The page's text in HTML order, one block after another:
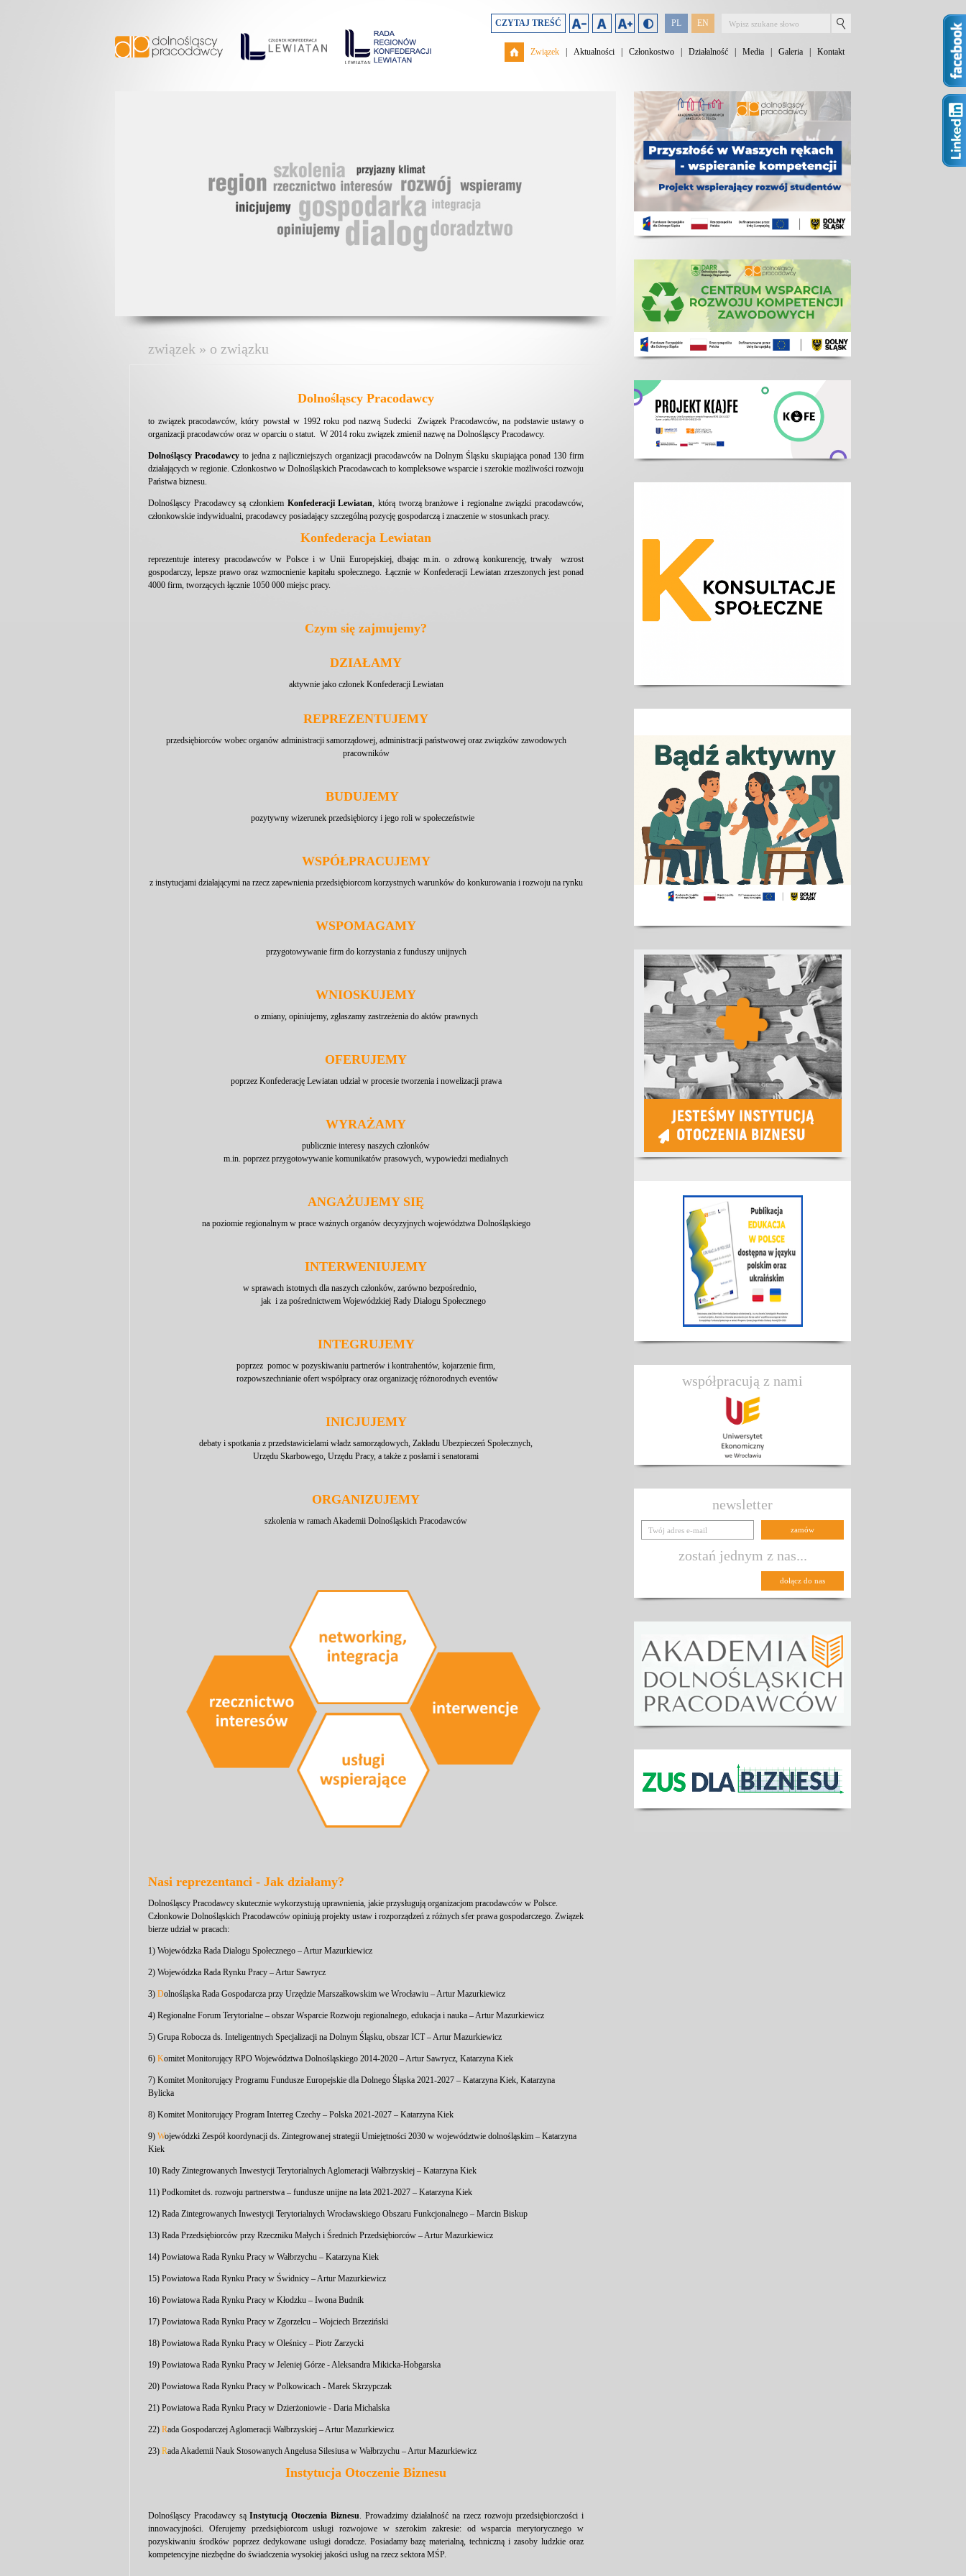
PL EN
CZYTAJ TREŚĆ
Związek Aktualności Członkostwo Działalność Media Galeria Kontakt
związek » o związku
Dolnośląscy Pracodawcy
to związek pracodawców, który powstał w 1992 roku pod nazwą Sudecki Związek Pracodawców, na podstawie ustawy o
organizacji pracodawców oraz w oparciu o statut. W 2014 roku związek zmienił nazwę na Dolnośląscy Pracodawcy.
Dolnośląscy Pracodawcy to jedna z najliczniejszych organizacji pracodawców na Dolnym Śląsku skupiająca ponad 130 firm
działających w regionie. Członkostwo w Dolnośląskich Pracodawcach to kompleksowe wsparcie i szerokie możliwości rozwoju
Państwa biznesu.
Dolnośląscy Pracodawcy są członkiem Konfederacji Lewiatan, którą tworzą branżowe i regionalne związki pracodawców,
członkowskie indywidualni, pracodawcy posiadający szczególną pozycję gospodarczą i znaczenie w stosunkach pracy.
Konfederacja Lewiatan
reprezentuje interesy pracodawców w Polsce i w Unii Europejskiej, dbając m.in. o zdrową konkurencję, trwały wzrost
gospodarczy, lepsze prawo oraz wzmocnienie kapitału społecznego. Łącznie w Konfederacji Lewiatan zrzeszonych jest ponad
4000 firm, tworzących łącznie 1050 000 miejsc pracy.
Czym się zajmujemy?
DZIAŁAMY
aktywnie jako członek Konfederacji Lewiatan
REPREZENTUJEMY
przedsiębiorców wobec organów administracji samorządowej, administracji państwowej oraz związków zawodowych
pracowników
BUDUJEMY
pozytywny wizerunek przedsiębiorcy i jego roli w społeczeństwie
WSPÓŁPRACUJEMY
z instytucjami działającymi na rzecz zapewnienia przedsiębiorcom korzystnych warunków do konkurowania i rozwoju na rynku
WSPOMAGAMY
przygotowywanie firm do korzystania z funduszy unijnych
WNIOSKUJEMY
o zmiany, opiniujemy, zgłaszamy zastrzeżenia do aktów prawnych
OFERUJEMY
poprzez Konfederację Lewiatan udział w procesie tworzenia i nowelizacji prawa
WYRAŻAMY
publicznie interesy naszych członków
m.in. poprzez przygotowywanie komunikatów prasowych, wypowiedzi medialnych
ANGAŻUJEMY SIĘ
na poziomie regionalnym w prace ważnych organów decyzyjnych województwa Dolnośląskiego
INTERWENIUJEMY
w sprawach istotnych dla naszych członków, zarówno bezpośrednio,
jak i za pośrednictwem Wojewódzkiej Rady Dialogu Społecznego
INTEGRUJEMY
poprzez pomoc w pozyskiwaniu partnerów i kontrahentów, kojarzenie firm,
rozpowszechnianie ofert współpracy oraz organizację różnorodnych eventów
INICJUJEMY
debaty i spotkania z przedstawicielami władz samorządowych, Zakładu Ubezpieczeń Społecznych,
Urzędu Skarbowego, Urzędu Pracy, a także z posłami i senatorami
ORGANIZUJEMY
szkolenia w ramach Akademii Dolnośląskich Pracodawców
Nasi reprezentanci - Jak działamy?
Dolnośląscy Pracodawcy skutecznie wykorzystują uprawnienia, jakie przysługują organizacjom pracodawców w Polsce.
Członkowie Dolnośląskich Pracodawców opiniują projekty ustaw i rozporządzeń z różnych sfer prawa gospodarczego. Związek
bierze udział w pracach:
1) Wojewódzka Rada Dialogu Społecznego – Artur Mazurkiewicz
2) Wojewódzka Rada Rynku Pracy – Artur Sawrycz
3) Dolnośląska Rada Gospodarcza przy Urzędzie Marszałkowskim we Wrocławiu – Artur Mazurkiewicz
4) Regionalne Forum Terytorialne – obszar Wsparcie Rozwoju regionalnego, edukacja i nauka – Artur Mazurkiewicz
5) Grupa Robocza ds. Inteligentnych Specjalizacji na Dolnym Śląsku, obszar ICT – Artur Mazurkiewicz
6) Komitet Monitorujący RPO Województwa Dolnośląskiego 2014-2020 – Artur Sawrycz, Katarzyna Kiek
7) Komitet Monitorujący Programu Fundusze Europejskie dla Dolnego Śląska 2021-2027 – Katarzyna Kiek, Katarzyna
Bylicka
8) Komitet Monitorujący Program Interreg Czechy – Polska 2021-2027 – Katarzyna Kiek
9) Wojewódzki Zespół koordynacji ds. Zintegrowanej strategii Umiejętności 2030 w województwie dolnośląskim – Katarzyna
Kiek
10) Rady Zintegrowanych Inwestycji Terytorialnych Aglomeracji Wałbrzyskiej – Katarzyna Kiek
11) Podkomitet ds. rozwoju partnerstwa – fundusze unijne na lata 2021-2027 – Katarzyna Kiek
12) Rada Zintegrowanych Inwestycji Terytorialnych Wrocławskiego Obszaru Funkcjonalnego – Marcin Biskup
13) Rada Przedsiębiorców przy Rzeczniku Małych i Średnich Przedsiębiorców – Artur Mazurkiewicz
14) Powiatowa Rada Rynku Pracy w Wałbrzychu – Katarzyna Kiek
15) Powiatowa Rada Rynku Pracy w Świdnicy – Artur Mazurkiewicz
16) Powiatowa Rada Rynku Pracy w Kłodzku – Iwona Budnik
17) Powiatowa Rada Rynku Pracy w Zgorzelcu – Wojciech Brzeziński
18) Powiatowa Rada Rynku Pracy w Oleśnicy – Piotr Zarzycki
19) Powiatowa Rada Rynku Pracy w Jeleniej Górze - Aleksandra Mikicka-Hobgarska
20) Powiatowa Rada Rynku Pracy w Polkowicach - Marek Skrzypczak
21) Powiatowa Rada Rynku Pracy w Dzierżoniowie - Daria Michalska
22) Rada Gospodarczej Aglomeracji Wałbrzyskiej – Artur Mazurkiewicz
23) Rada Akademii Nauk Stosowanych Angelusa Silesiusa w Wałbrzychu – Artur Mazurkiewicz
Instytucja Otoczenie Biznesu
Dolnośląscy Pracodawcy sąInstytucją Otoczenia Biznesu. Prowadzimy działalność na rzecz rozwoju przedsiębiorczości i
innowacyjności. Oferujemy przedsiębiorcom usługi rozwojowe w szerokim zakresie: od wsparcia merytorycznego w
pozyskiwaniu środków poprzez dedykowane usługi doradcze. Posiadamy bazę materialną, techniczną i zasoby ludzkie oraz
kompetencyjne niezbędne do świadczenia wysokiej jakości usług na rzecz sektora MŚP.
współpracują z nami
newsletter
zostań jednym z nas...